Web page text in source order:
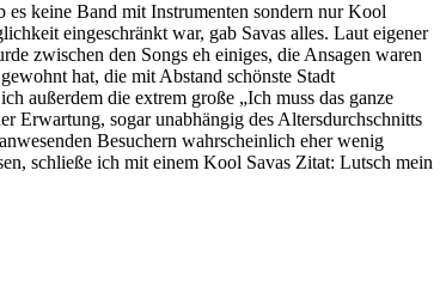
keine Band mit Instrumenten sondern nur Kool
eingeschränkt war, gab Savas alles. Laut eigener
zwischen den Songs eh einiges, die Ansagen waren
hat, die mit Abstand schönste Stadt
außerdem die extrem große „Ich muss das ganze
Erwartung, sogar unabhängig des Altersdurchschnitts
Besuchern wahrscheinlich eher wenig
schließe ich mit einem Kool Savas Zitat: Lutsch mein